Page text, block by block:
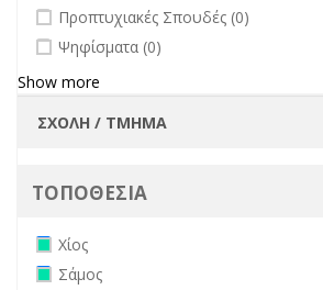
undefined
Προπτυχιακές Σπουδές (0)
undefined
Ψηφίσματα (0)
Show more
ΤΟΠΟΘΕΣΙΑ
Remove Χίος filter
Χίος
Remove Σάμος filter
Σάμος